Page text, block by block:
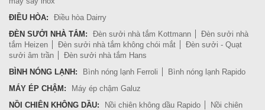
ĐIỀU HÒA:
Điều hòa Dairry
ĐÈN SƯỞI NHÀ TẮM:
Đèn sưởi nhà tắm Kottmann
Đèn sưởi nhà
tắm Heizen
Đèn sưởi nhà tắm không chói mắt
Đèn sưởi - Quạt
sưởi âm trần
Đèn sưởi nhà tắm Hans
BÌNH NÓNG LẠNH:
Bình nóng lạnh Ferroli
Bình nóng lạnh Rapido
MÁY ÉP CHẬM:
Máy ép chậm Galuz
NỒI CHIÊN KHÔNG DẦU:
Nồi chiên không dầu Rapido
Nồi chiên